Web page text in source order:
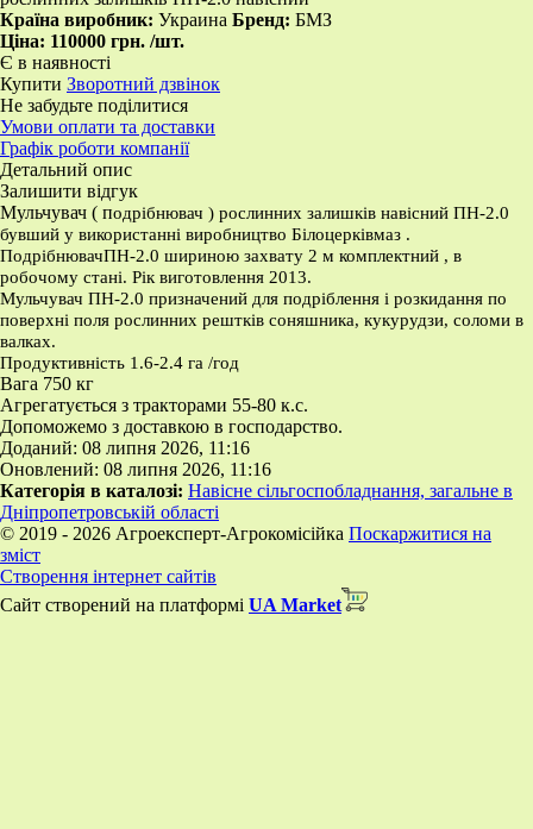
Країна виробник: Украина Бренд: БМЗ
Ціна: 110000 грн. /шт.
Є в наявності
Купити Зворотний дзвінок
Не забудьте поділитися
Умови оплати та доставки
Графік роботи компанії
Детальний опис
Залишити відгук
Мульчувач ( подрібнювач ) рослинних залишків навісний ПН-2.0
бувший у використанні виробництво Білоцерківмаз .
ПодрібнювачПН-2.0 шириною захвату 2 м комплектний , в
робочому стані. Рік виготовлення 2013.
Мульчувач ПН-2.0 призначений для подріблення і розкидання по
поверхні поля рослинних рештків соняшника, кукурудзи, соломи в
валках.
Продуктивність 1.6-2.4 га /год
Вага 750 кг
Агрегатується з тракторами 55-80 к.с.
Допоможемо з доставкою в господарство.
Доданий: 08 липня 2026, 11:16
Оновлений: 08 липня 2026, 11:16
Категорія в каталозі: Навісне сільгоспобладнання, загальне в
Дніпропетровській області
© 2019 - 2026 Агроексперт-Агрокомісійка Поскаржитися на
зміст
Створення інтернет сайтів
Сайт створений на платформі UA Market